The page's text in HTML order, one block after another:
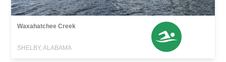
Waxahatchee Creek
SHELBY, ALABAMA